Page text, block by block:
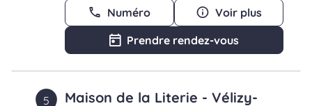
Numéro
Voir plus
Prendre rendez-vous
5
Maison de la Literie - Vélizy-